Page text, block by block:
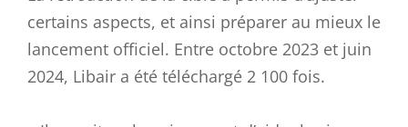
certains aspects, et ainsi préparer au mieux le
lancement officiel. Entre octobre 2023 et juin
2024, Libair a été téléchargé 2 100 fois.